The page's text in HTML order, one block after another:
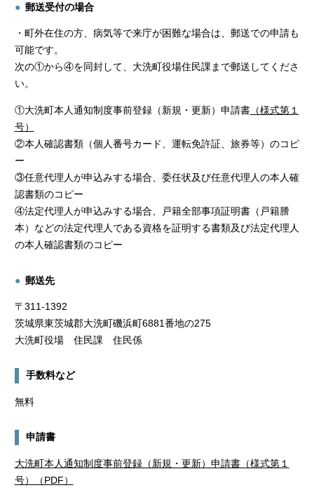
郵送受付の場合
・町外在住の方、病気等で来庁が困難な場合は、郵送での申請も
可能です。
次の①から④を同封して、大洗町役場住民課まで郵送してくださ
い。
①大洗町本人通知制度事前登録（新規・更新）申請書（様式第１
号）
②本人確認書類（個人番号カード、運転免許証、旅券等）のコピ
ー
③任意代理人が申込みする場合、委任状及び任意代理人の本人確
認書類のコピー
④法定代理人が申込みする場合、戸籍全部事項証明書（戸籍謄
本）などの法定代理人である資格を証明する書類及び法定代理人
の本人確認書類のコピー
郵送先
〒311-1392
茨城県東茨城郡大洗町磯浜町6881番地の275
大洗町役場 住民課 住民係
手数料など
無料
申請書
大洗町本人通知制度事前登録（新規・更新）申請書（様式第１
号）（PDF）